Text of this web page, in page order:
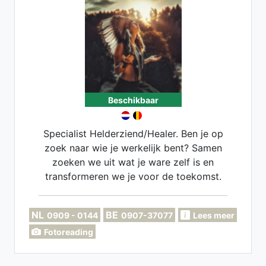
Beschikbaar
Specialist Helderziend/Healer. Ben je op
zoek naar wie je werkelijk bent? Samen
zoeken we uit wat je ware zelf is en
transformeren we je voor de toekomst.
NL 0909 - 0144 BE 0907-37077
Lees meer
Fotoreading